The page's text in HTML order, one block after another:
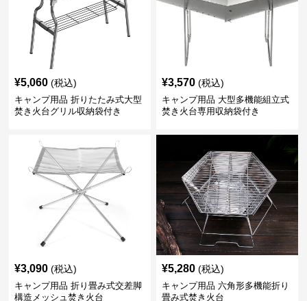
¥5,060 (税込)
キャンプ用品 折りたたみ式大型
焚き火台グリル収納袋付き
¥3,570 (税込)
キャンプ用品 大型多機能組立式
焚き火台専用収納袋付き
¥3,090 (税込)
キャンプ用品 折り畳み式交差脚
構造メッシュ焚き火台
¥5,280 (税込)
キャンプ用品 六角形多機能折り
畳み式焚き火台